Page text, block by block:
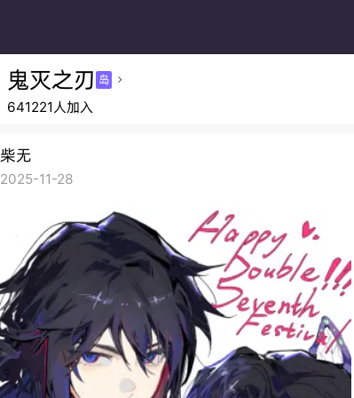
鬼灭之刃 岛 
641221人加入
柴无
2025-11-28